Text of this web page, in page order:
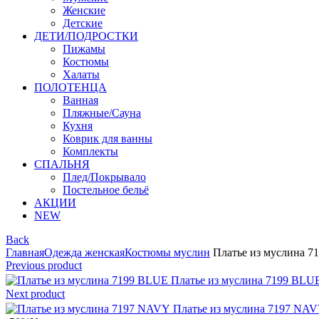
Женские
Детские
ДЕТИ/ПОДРОСТКИ
Пижамы
Костюмы
Халаты
ПОЛОТЕНЦА
Ванная
Пляжные/Сауна
Кухня
Коврик для ванны
Комплекты
СПАЛЬНЯ
Плед/Покрывало
Постельное бельё
АКЦИИ
NEW
Back
ГлавнаяОдежда женскаяКостюмы муслин Платье из муслина
Previous product
Платье из муслина 7199
Next product
Платье из муслина 7197